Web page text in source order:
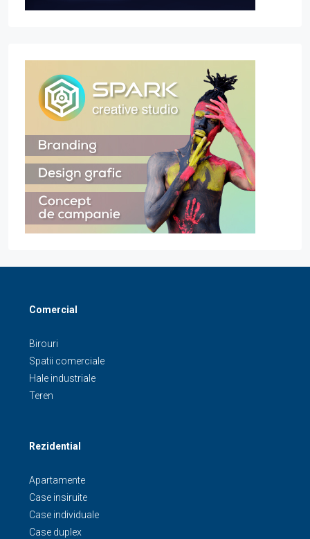
Comercial
Birouri
Spatii comerciale
Hale industriale
Teren
Rezidential
Apartamente
Case insiruite
Case individuale
Case duplex